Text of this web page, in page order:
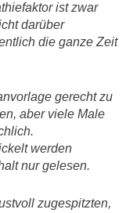
ist zwar
darüber
die ganze Zeit
gerecht zu
aber viele Male
werden
nur gelesen.
zugespitzten,